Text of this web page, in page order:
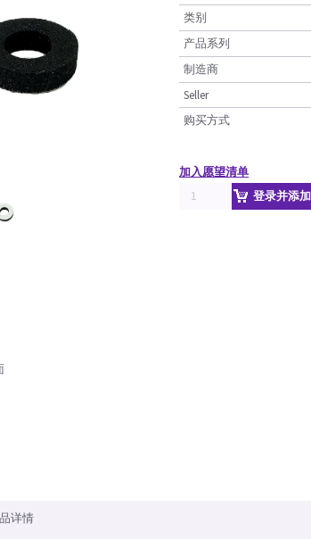
类别
产品系列
制造商
Seller
购买方式
加入愿望清单
登录并添
详情